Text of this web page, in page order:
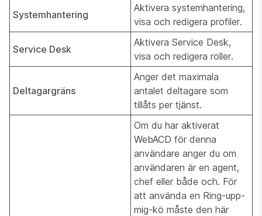
Systemhantering
Aktivera systemhantering,
visa och redigera profiler.
Service Desk
Aktivera Service Desk,
visa och redigera roller.
Deltagargräns
Anger det maximala
antalet deltagare som
tillåts per tjänst.
Om du har aktiverat
WebACD för denna
användare anger du om
användaren är en agent,
chef eller både och. För
att använda en Ring-upp-
mig-kö måste den här